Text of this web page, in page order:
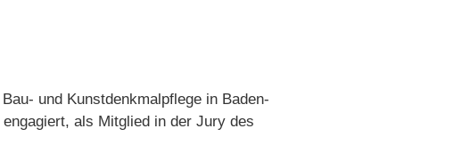
und Kunstdenkmalpflege in Baden-
als Mitglied in der Jury des